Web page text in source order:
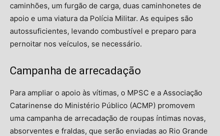
caminhões, um furgão de carga, duas caminhonetes de
apoio e uma viatura da Polícia Militar. As equipes são
autossuficientes, levando combustível e preparo para
pernoitar nos veículos, se necessário.
Campanha de arrecadação
Para ampliar o apoio às vítimas, o MPSC e a Associação
Catarinense do Ministério Público (ACMP) promovem
uma campanha de arrecadação de roupas íntimas novas,
absorventes e fraldas, que serão enviadas ao Rio Grande